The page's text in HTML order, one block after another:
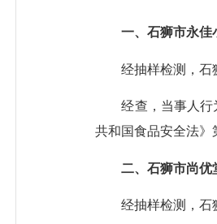
一、石狮市永佳
经抽样检测，石
经查，当事人
共和国食品安全法》
二、石狮市尚优
经抽样检测，石